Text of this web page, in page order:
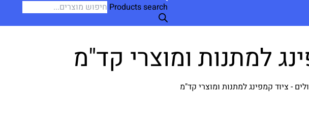
Products search
למתנות ומוצרי קד"מ
- ציוד קמפינג למתנות ומוצרי קד"מ